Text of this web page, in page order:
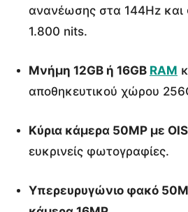
ανανέωσης στα 144Hz και
1.800 nits.
Μνήμη 12GB ή 16GB RAM
αποθηκευτικού χώρου
Κύρια κάμερα 50MP με OIS
ευκρινείς φωτογραφίες.
Υπερευρυγώνιο φακό